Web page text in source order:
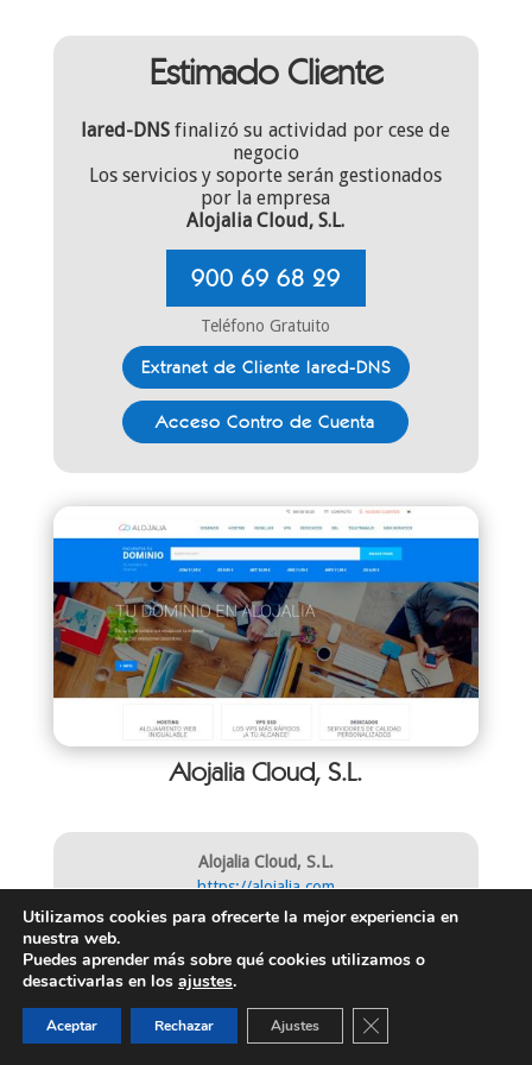
Estimado Cliente
lared-DNS finalizó su actividad por cese de
negocio
Los servicios y soporte serán gestionados
por la empresa
Alojalia Cloud, S.L.
900 69 68 29
Teléfono Gratuito
Extranet de Cliente lared-DNS
Acceso Contro de Cuenta
Alojalia Cloud, S.L.
Alojalia Cloud, S.L.
https://alojalia.com
Teléfono gratuito: 900 69 68 29
e-mail:info@alojalia.com
Utilizamos cookies para ofrecerte la mejor experiencia en
nuestra web.
Puedes aprender más sobre qué cookies utilizamos o
desactivarlas en los ajustes.
Aceptar Rechazar Ajustes Cerrar el banner de